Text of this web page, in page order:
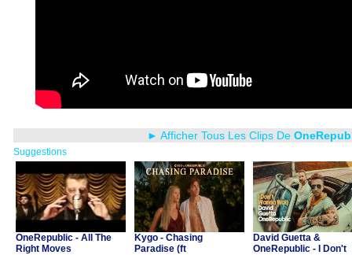
► Afficher Tous Les Clips De
Suggestions
OneRepublic - All The
Right Moves
Kygo - Chasing
Paradise (ft
David Guetta &
OneRepublic - I Don't